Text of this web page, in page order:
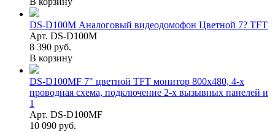
DS-D100M Аналоговый видеодомофон Цветной 7? TFT
Арт. DS-D100M
8 390 руб.
В корзину
DS-D100MF 7" цветной TFT монитор 800х480, 4-х
проводная схема, подключение 2-х вызывных панелей и
1
Арт. DS-D100MF
10 090 руб.